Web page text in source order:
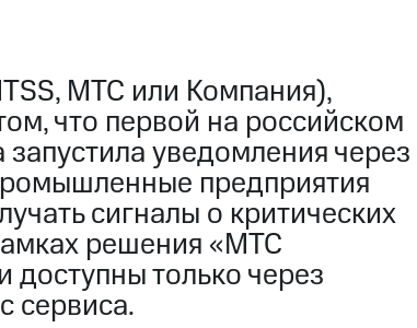
МТС или Компания),
что первой на российском
уведомления через
предприятия
сигналы о критических
решения «МТС
только через
сервиса.